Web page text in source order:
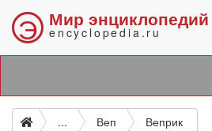
Э Мир энциклопедий
encyclopedia.ru
... Веп Веприк